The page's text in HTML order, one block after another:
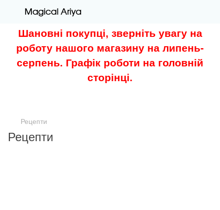
Шановні покупці, зверніть увагу на
роботу нашого магазину на липень-
серпень. Графік роботи на головній
сторінці.
Рецепти
Рецепти